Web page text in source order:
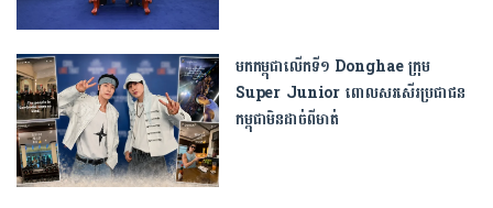
មកកម្ពុជាលើកទី១ Donghae ក្រុម
Super Junior ពោលសរសើរប្រជាជន
កម្ពុជាមិនដាច់ពីមាត់